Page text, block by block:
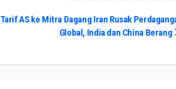
Tarif AS ke Mitra Dagang Iran Rusak
Global, India dan China Berang